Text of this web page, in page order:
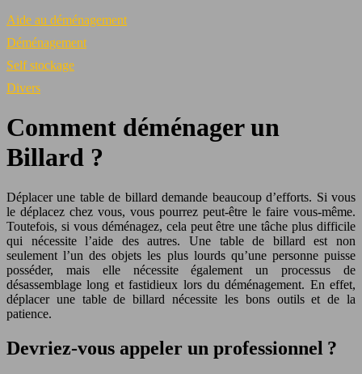
Aide au déménagement
Déménagement
Self stockage
Divers
Comment déménager un
Billard ?
Déplacer une table de billard demande beaucoup d’efforts. Si vous
le déplacez chez vous, vous pourrez peut-être le faire vous-même.
Toutefois, si vous déménagez, cela peut être une tâche plus difficile
qui nécessite l’aide des autres. Une table de billard est non
seulement l’un des objets les plus lourds qu’une personne puisse
posséder, mais elle nécessite également un processus de
désassemblage long et fastidieux lors du déménagement. En effet,
déplacer une table de billard nécessite les bons outils et de la
patience.
Devriez-vous appeler un professionnel ?